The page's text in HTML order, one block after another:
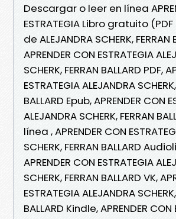
Descargar o leer en línea
ESTRATEGIA Libro gratuito
de ALEJANDRA SCHERK, FERRAN
APRENDER CON ESTRATEGIA
SCHERK, FERRAN BALLARD PDF,
ESTRATEGIA ALEJANDRA
BALLARD Epub, APRENDER CON
ALEJANDRA SCHERK, FERRAN
línea , APRENDER CON
SCHERK, FERRAN BALLARD
APRENDER CON ESTRATEGIA
SCHERK, FERRAN BALLARD VK,
ESTRATEGIA ALEJANDRA
BALLARD Kindle, APRENDER CON